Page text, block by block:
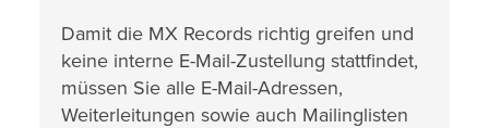
Damit die MX Records richtig greifen und
keine interne E-Mail-Zustellung stattfindet,
müssen Sie alle E-Mail-Adressen,
Weiterleitungen sowie auch Mailinglisten